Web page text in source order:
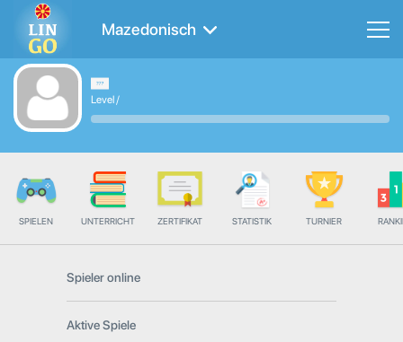
Mazedonisch
Level/
SPIELEN UNTERRICHT ZERTIFIKAT STATISTIK TURNIER
Spieler online
Aktive Spiele